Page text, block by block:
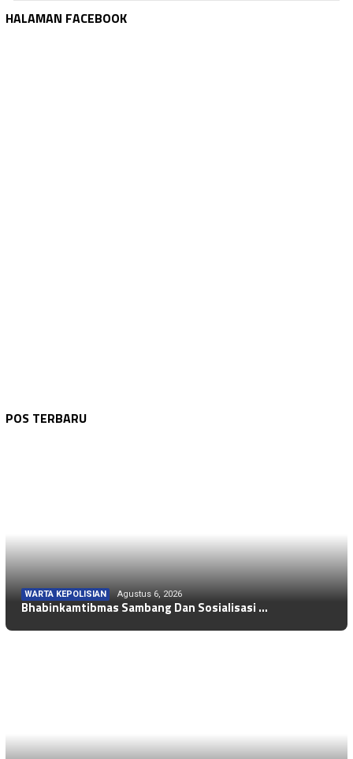
HALAMAN FACEBOOK
POS TERBARU
WARTA KEPOLISIAN Agustus 6, 2026
Bhabinkamtibmas Sambang Dan Sosialisasi …